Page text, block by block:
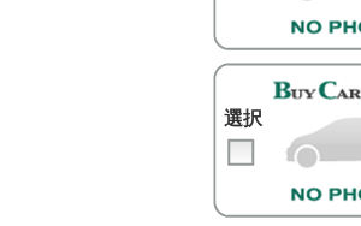
選択